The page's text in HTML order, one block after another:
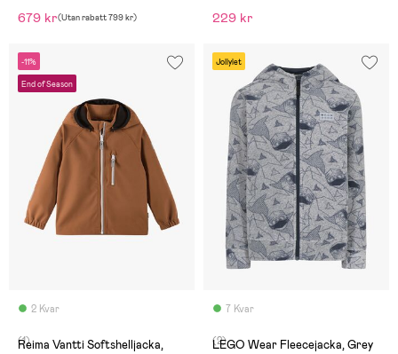
679 kr(Utan rabatt799 kr) 229 kr
-11%
End of Season
2 Kvar
(1)
Reima Vantti Softshelljacka,
Jollylet
7 Kvar
(2)
LEGO Wear Fleecejacka, Grey